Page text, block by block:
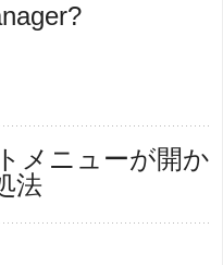
メニューが開か
法